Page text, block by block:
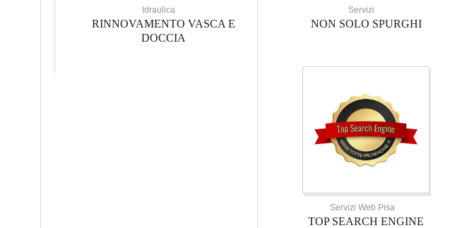
Idraulica
RINNOVAMENTO VASCA E
DOCCIA
Servizi
NON SOLO SPURGHI
Servizi Web Pisa
TOP SEARCH ENGINE